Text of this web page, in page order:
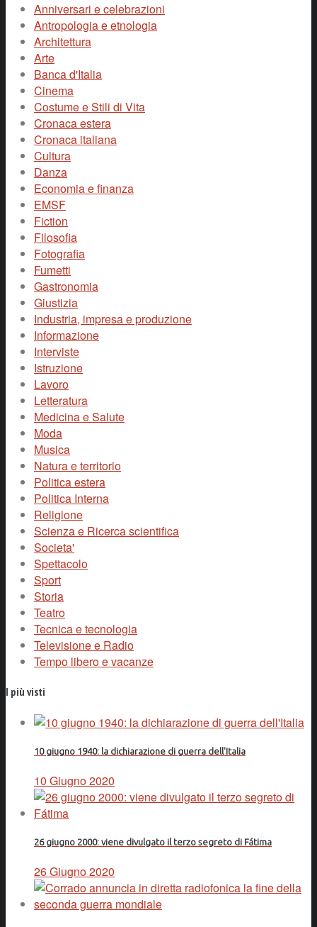
Anniversari e celebrazioni
Antropologia e etnologia
Architettura
Arte
Banca d'Italia
Cinema
Costume e Stili di Vita
Cronaca estera
Cronaca italiana
Cultura
Danza
Economia e finanza
EMSF
Fiction
Filosofia
Fotografia
Fumetti
Gastronomia
Giustizia
Industria, impresa e produzione
Informazione
Interviste
Istruzione
Lavoro
Letteratura
Medicina e Salute
Moda
Musica
Natura e territorio
Politica estera
Politica Interna
Religione
Scienza e Ricerca scientifica
Societa'
Spettacolo
Sport
Storia
Teatro
Tecnica e tecnologia
Televisione e Radio
Tempo libero e vacanze
I più visti
10 giugno 1940: la dichiarazione di guerra dell'Italia
10 Giugno 2020
26 giugno 2000: viene divulgato il terzo segreto di Fátima
26 Giugno 2020